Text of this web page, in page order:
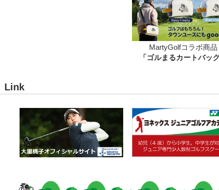
MartyGolfコラボ商品
「ゴルまるカートバッ
Link